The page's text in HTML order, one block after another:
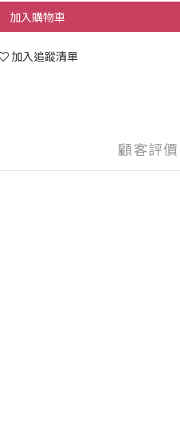
加入購物車
加入追蹤清單
顧客評價